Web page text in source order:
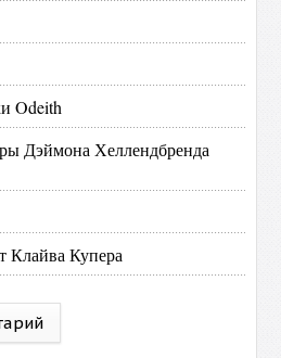
Odeith
Дэймона Хеллендбренда
Клайва Купера